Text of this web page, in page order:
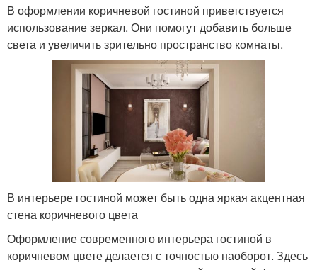
В оформлении коричневой гостиной приветствуется
использование зеркал. Они помогут добавить больше
света и увеличить зрительно пространство комнаты.
В интерьере гостиной может быть одна яркая акцентная
стена коричневого цвета
Оформление современного интерьера гостиной в
коричневом цвете делается с точностью наоборот. Здесь